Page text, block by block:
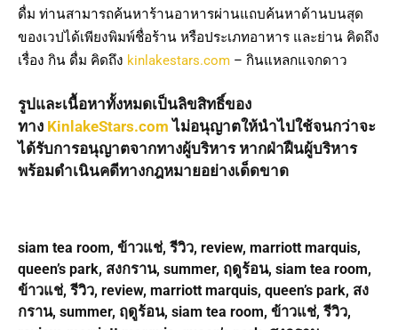
ดื่ม ท่านสามารถค้นหาร้านอาหารผ่านแถบค้นหาด้านบนสุด
ของเวปได้เพียงพิมพ์ชื่อร้าน หรือประเภทอาหาร และย่าน คิดถึง
เรื่อง กิน ดื่ม คิดถึง kinlakestars.com – กินแหลกแจกดาว
รูปและเนื้อหาทั้งหมดเป็นลิขสิทธิ์ของ
ทาง KinlakeStars.com ไม่อนุญาตให้นำไปใช้จนกว่าจะ
ได้รับการอนุญาตจากทางผู้บริหาร หากฝ่าฝืนผู้บริหาร
พร้อมดำเนินคดีทางกฎหมายอย่างเด็ดขาด
siam tea room, ข้าวแช่, รีวิว, review, marriott marquis,
queen’s park, สงกราน, summer, ฤดูร้อน, siam tea room,
ข้าวแช่, รีวิว, review, marriott marquis, queen’s park, สง
กราน, summer, ฤดูร้อน, siam tea room, ข้าวแช่, รีวิว,